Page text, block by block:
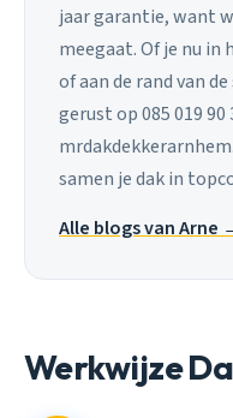
jaar garantie, want
meegaat. Of je nu
of aan de rand van
gerust op 085 019 90
samen je dak in
Alle blogs van Arne
Werkwijze